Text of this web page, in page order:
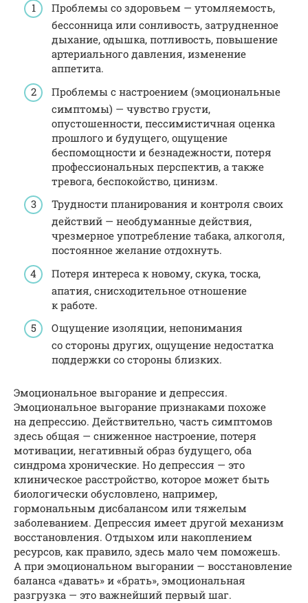
Проблемы со здоровьем — утомляемость,
бессонница или сонливость, затрудненное
дыхание, одышка, потливость, повышение
артериального давления, изменение
аппетита.
Проблемы с настроением (эмоциональные
симптомы) — чувство грусти,
опустошенности, пессимистичная оценка
прошлого и будущего, ощущение
беспомощности и безнадежности, потеря
профессиональных перспектив, а также
тревога, беспокойство, цинизм.
Трудности планирования и контроля своих
действий — необдуманные действия,
чрезмерное употребление табака, алкоголя,
постоянное желание отдохнуть.
Потеря интереса к новому, скука, тоска,
апатия, снисходительное отношение
к работе.
Ощущение изоляции, непонимания
со стороны других, ощущение недостатка
поддержки со стороны близких.
Эмоциональное выгорание и депрессия.
Эмоциональное выгорание признаками похоже
на депрессию. Действительно, часть симптомов
здесь общая — сниженное настроение, потеря
мотивации, негативный образ будущего, оба
синдрома хронические. Но депрессия — это
клиническое расстройство, которое может быть
биологически обусловлено, например,
гормональным дисбалансом или тяжелым
заболеванием. Депрессия имеет другой механизм
восстановления. Отдыхом или накоплением
ресурсов, как правило, здесь мало чем поможешь.
А при эмоциональном выгорании — восстановление
баланса «давать» и «брать», эмоциональная
разгрузка — это важнейший первый шаг.